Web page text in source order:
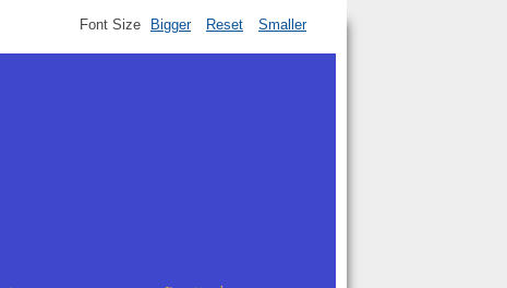
Font Size Bigger Reset Smaller